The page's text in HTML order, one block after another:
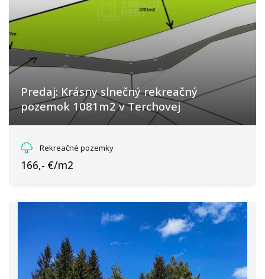
Predaj: Krásny slnečný rekreačný
pozemok 1081m2 v Terchovej
Rekreačné pozemky
166,- €/m2